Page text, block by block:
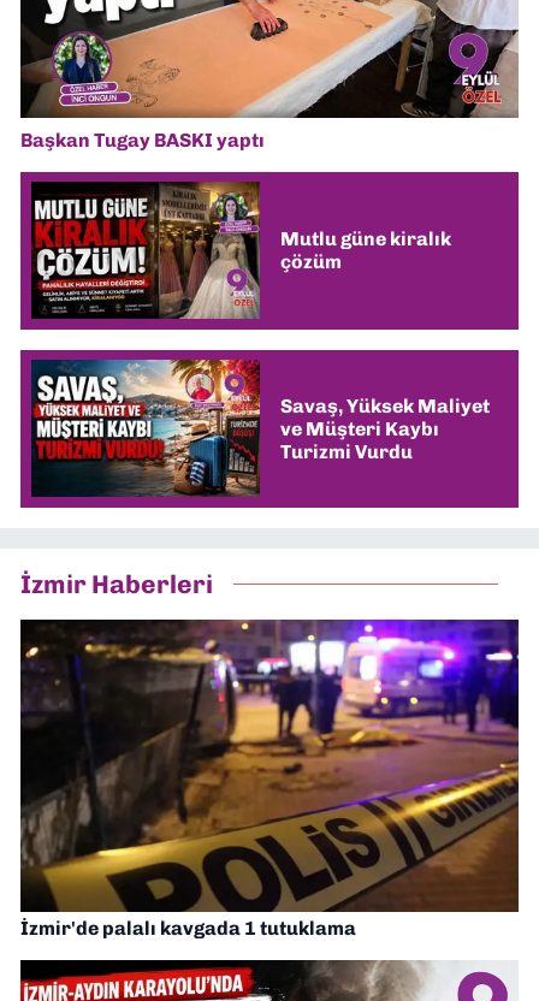
Başkan Tugay BASKI yaptı
Mutlu güne kiralık
çözüm
Savaş, Yüksek Maliyet
ve Müşteri Kaybı
Turizmi Vurdu
İzmir Haberleri
İzmir'de palalı kavgada 1 tutuklama